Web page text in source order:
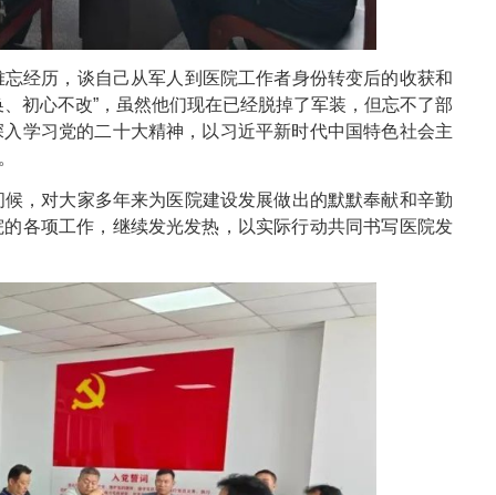
经历，谈自己从军人到医院工作者身份转变后的收获和
初心不改”，虽然他们现在已经脱掉了军装，但忘不了部
学习党的二十大精神，以习近平新时代中国特色社会主
，对大家多年来为医院建设发展做出的默默奉献和辛勤
各项工作，继续发光发热，以实际行动共同书写医院发